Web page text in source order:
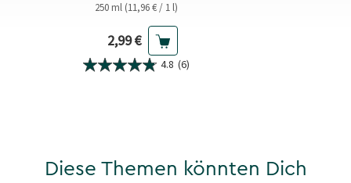
250 ml (11,96 € / 1 l)
Aktueller Preis
2,99 €
4.8 (6)
Diese Themen könnten Dich